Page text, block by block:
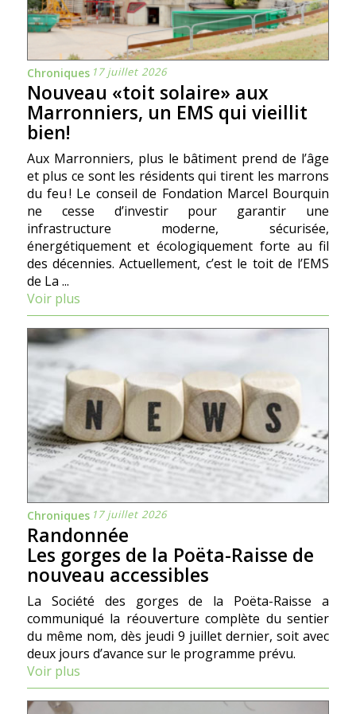
Chroniques 17 juillet 2026
Nouveau «toit solaire» aux
Marronniers, un EMS qui vieillit
bien!
Aux Marronniers, plus le bâtiment prend de l’âge
et plus ce sont les résidents qui tirent les marrons
du feu ! Le conseil de Fondation Marcel Bourquin
ne cesse d’investir pour garantir une
infrastructure moderne, sécurisée,
énergétiquement et écologiquement forte au fil
des décennies. Actuellement, c’est le toit de l’EMS
de La ...
Voir plus
Chroniques 17 juillet 2026
Randonnée
Les gorges de la Poëta-Raisse de
nouveau accessibles
La Société des gorges de la Poëta-Raisse a
communiqué la réouverture complète du sentier
du même nom, dès jeudi 9 juillet dernier, soit avec
deux jours d’avance sur le programme prévu.
Voir plus